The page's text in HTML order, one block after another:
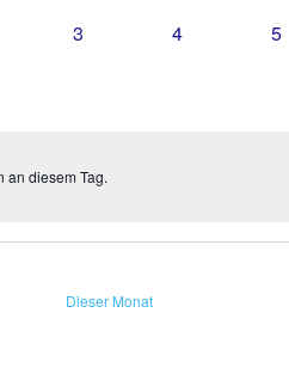
0
3
0
4
0
5
an diesem Tag.
Dieser Monat